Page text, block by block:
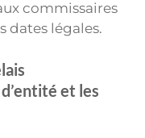
commissaires
dates légales.
et les